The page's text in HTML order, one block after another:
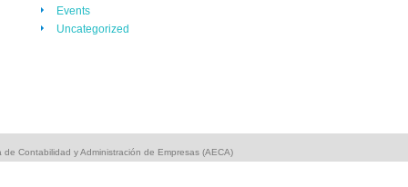
Events
Uncategorized
Contabilidad y Administración de Empresas (AECA)